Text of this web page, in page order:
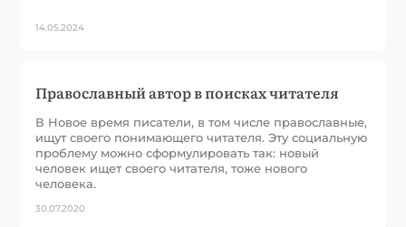
14.05.2024
Православный автор в поисках читателя
В Новое время писатели, в том числе православные,
ищут своего понимающего читателя. Эту социальную
проблему можно сформулировать так: новый
человек ищет своего читателя, тоже нового
человека.
30.07.2020